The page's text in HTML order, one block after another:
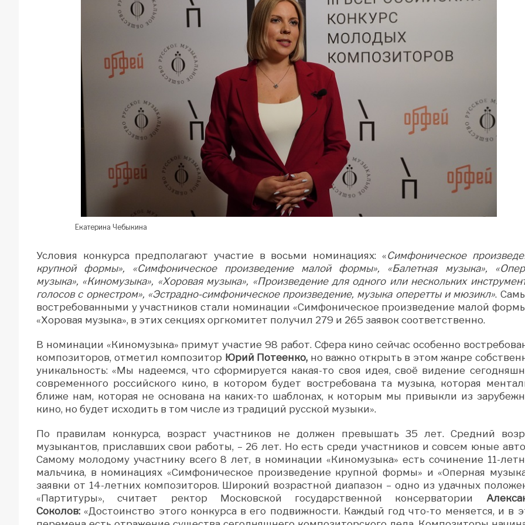
Екатерина Чебыкина
Условия конкурса предполагают участие в восьми номинациях: «Симфоническое
крупной формы», «Симфоническое произведение малой формы», «Балетная музыка»,
музыка», «Киномузыка», «Хоровая музыка», «Произведение для одного или нескольких
голосов с оркестром», «Эстрадно-симфоническое произведение, музыка оперетты и мюзикл».
востребованными у участников стали номинации «Симфоническое произведение малой
«Хоровая музыка», в этих секциях оргкомитет получил 279 и 265 заявок соответственно.
В номинации «Киномузыка» примут участие 98 работ. Сфера кино сейчас особенно
композиторов, отметил композитор Юрий Потеенко, но важно открыть в этом жанре
уникальность: «Мы надеемся, что сформируется какая-то своя идея, своё видение
современного российского кино, в котором будет востребована та музыка, которая
ближе нам, которая не основана на каких-то шаблонах, к которым мы привыкли из
кино, но будет исходить в том числе из традиций русской музыки».
По правилам конкурса, возраст участников не должен превышать 35 лет. Средний
музыкантов, приславших свои работы, – 26 лет. Но есть среди участников и совсем юные
Самому молодому участнику всего 8 лет, в номинации «Киномузыка» есть сочинение 11-
мальчика, в номинациях «Симфоническое произведение крупной формы» и «Оперная
заявки от 14-летних композиторов. Широкий возрастной диапазон – одно из удачных
«Партитуры», считает ректор Московской государственной консерватории
Соколов:«Достоинство этого конкурса в его подвижности. Каждый год что-то меняется, и в